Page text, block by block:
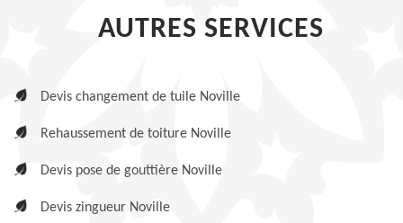
AUTRES SERVICES
Devis changement de tuile Noville
Rehaussement de toiture Noville
Devis pose de gouttière Noville
Devis zingueur Noville